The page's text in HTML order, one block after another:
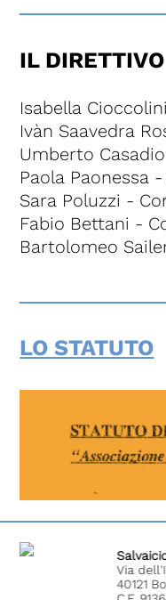
IL DIRETTIVO
Isabella
Ivàn Saavedra
Umberto
Paola Paonessa
Sara Poluzzi -
Fabio Bettani -
Bartolomeo
LO STATUTO
Via
40121